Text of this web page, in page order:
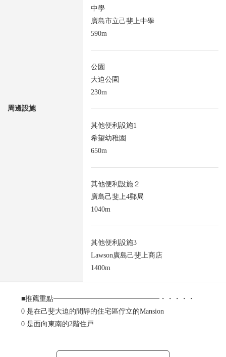
周邊設施
中學
廣島市立己斐上中學
590m
公園
大迫公園
230m
其他便利設施1
希望幼稚園
650m
其他便利設施２
廣島己斐上4郵局
1040m
其他便利設施3
Lawson廣島己斐上商店
1400m
■推薦重點━━━━━━━━━━━━━━━・・・・・
0 是在己斐大迫的閒靜的住宅區佇立的Mansion
0 是面向東南的2階住戸
0 IH爐子，廚房櫃台有